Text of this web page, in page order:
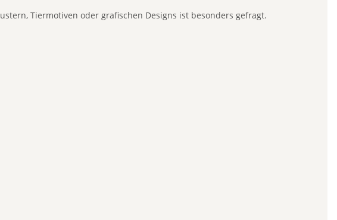
Tiermotiven oder grafischen Designs ist besonders gefragt.